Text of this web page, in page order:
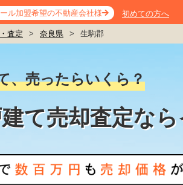
ル加盟希望の不動産会社様 初めての方へ
査定 > 奈良県 > 生駒郡
、売ったらいくら？
て売却査定な